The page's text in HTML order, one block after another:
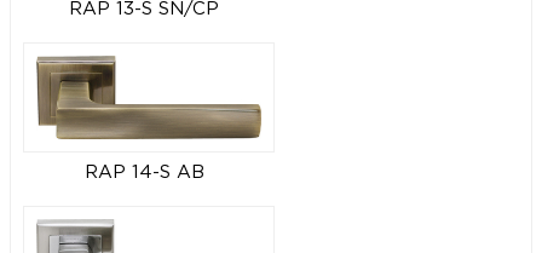
RAP 13-S SN/CP
RAP 14-S AB